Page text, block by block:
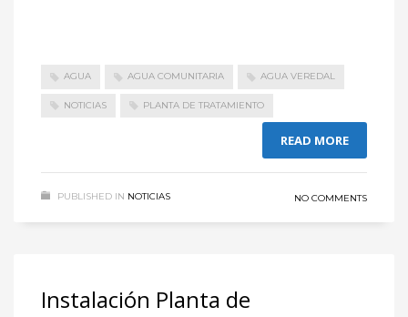
AGUA AGUA COMUNITARIA AGUA VEREDAL
NOTICIAS PLANTA DE TRATAMIENTO
READ MORE
PUBLISHED IN NOTICIAS NO COMMENTS
Instalación Planta de